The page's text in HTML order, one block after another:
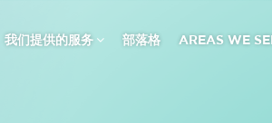
我们提供的服务 部落格 AREAS WE